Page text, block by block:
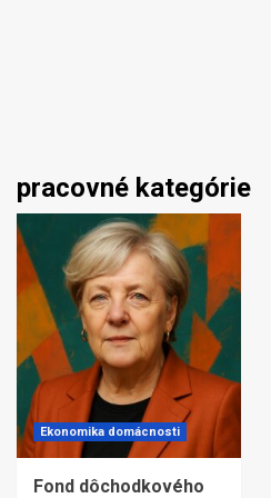
pracovné kategórie
Ekonomika domácnosti
Fond dôchodkového